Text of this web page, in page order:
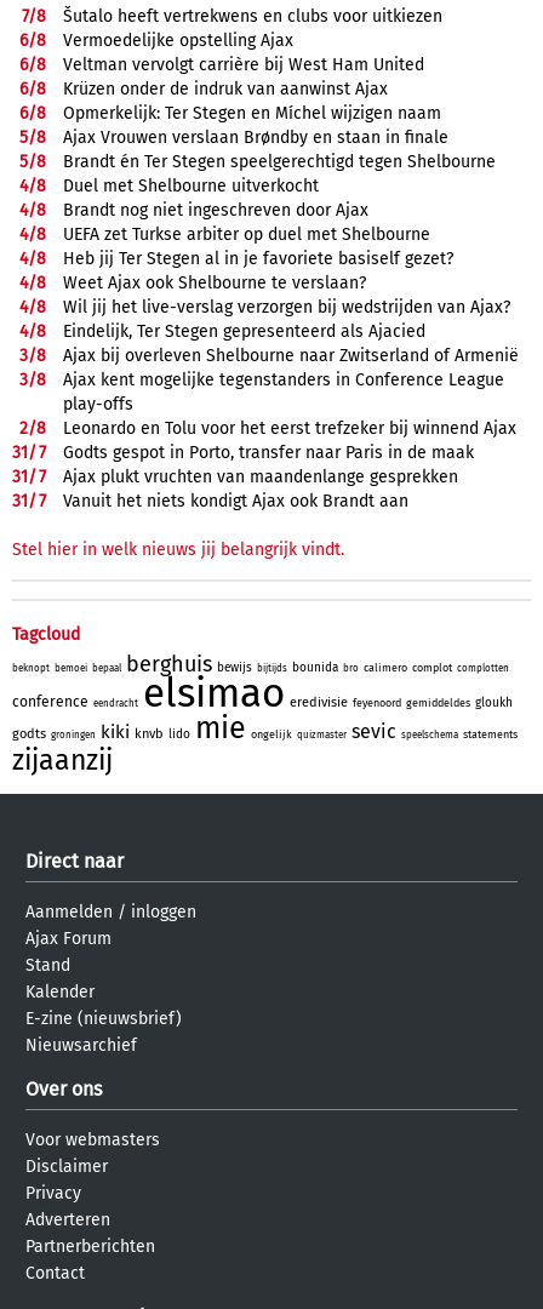
7/8
Šutalo heeft vertrekwens en clubs voor uitkiezen
6/8
Vermoedelijke opstelling Ajax
6/8
Veltman vervolgt carrière bij West Ham United
6/8
Krüzen onder de indruk van aanwinst Ajax
6/8
Opmerkelijk: Ter Stegen en Míchel wijzigen naam
5/8
Ajax Vrouwen verslaan Brøndby en staan in finale
5/8
Brandt én Ter Stegen speelgerechtigd tegen Shelbourne
4/8
Duel met Shelbourne uitverkocht
4/8
Brandt nog niet ingeschreven door Ajax
4/8
UEFA zet Turkse arbiter op duel met Shelbourne
4/8
Heb jij Ter Stegen al in je favoriete basiself gezet?
4/8
Weet Ajax ook Shelbourne te verslaan?
4/8
Wil jij het live-verslag verzorgen bij wedstrijden van Ajax?
4/8
Eindelijk, Ter Stegen gepresenteerd als Ajacied
3/8
Ajax bij overleven Shelbourne naar Zwitserland of Armenië
3/8
Ajax kent mogelijke tegenstanders in Conference League
play-offs
2/8
Leonardo en Tolu voor het eerst trefzeker bij winnend Ajax
31/7
Godts gespot in Porto, transfer naar Paris in de maak
31/7
Ajax plukt vruchten van maandenlange gesprekken
31/7 Vanuit het niets kondigt Ajax ook Brandt aan
Stel hier in welk nieuws jij belangrijk vindt.
Tagcloud
beknopt bemoei bepaal berghuis bewijs bijtijds bounida bro calimero complot complotten
conference eendracht elsimao eredivisie feyenoord gemiddeldes gloukh
godts groningen kiki knvb lido mie ongelijk quizmaster sevic speelschema statements
zijaanzij
Direct naar
Aanmelden / inloggen
Ajax Forum
Stand
Kalender
E-zine (nieuwsbrief)
Nieuwsarchief
Over ons
Voor webmasters
Disclaimer
Privacy
Adverteren
Partnerberichten
Contact